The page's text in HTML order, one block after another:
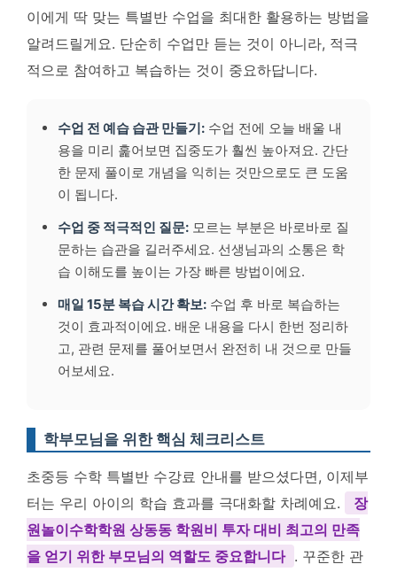
이에게 딱 맞는 특별반 수업을 최대한 활용하는 방법을
알려드릴게요. 단순히 수업만 듣는 것이 아니라, 적극
적으로 참여하고 복습하는 것이 중요하답니다.
수업 전 예습 습관 만들기: 수업 전에 오늘 배울 내
용을 미리 훑어보면 집중도가 훨씬 높아져요. 간단
한 문제 풀이로 개념을 익히는 것만으로도 큰 도움
이 됩니다.
수업 중 적극적인 질문: 모르는 부분은 바로바로 질
문하는 습관을 길러주세요. 선생님과의 소통은 학
습 이해도를 높이는 가장 빠른 방법이에요.
매일 15분 복습 시간 확보: 수업 후 바로 복습하는
것이 효과적이에요. 배운 내용을 다시 한번 정리하
고, 관련 문제를 풀어보면서 완전히 내 것으로 만들
어보세요.
학부모님을 위한 핵심 체크리스트
초중등 수학 특별반 수강료 안내를 받으셨다면, 이제부
터는 우리 아이의 학습 효과를 극대화할 차례예요.
장
원놀이수학학원 상동동 학원비 투자 대비 최고의 만족
을 얻기 위한 부모님의 역할도 중요합니다 . 꾸준한 관